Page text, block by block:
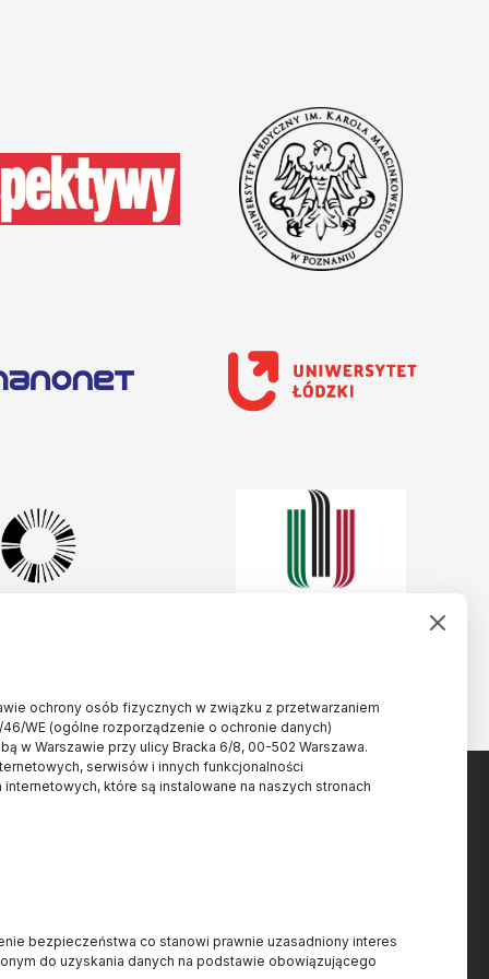
ochrony osób fizycznych w związku z przetwarzaniem
WE (ogólne rozporządzenie o ochronie danych)
w Warszawie przy ulicy Bracka 6/8, 00-502 Warszawa.
serwisów i innych funkcjonalności
które są instalowane na naszych stronach
bezpieczeństwa co stanowi prawnie uzasadniony interes
do uzyskania danych na podstawie obowiązującego
środków budżetu państwa,
przyznanych przez Ministra